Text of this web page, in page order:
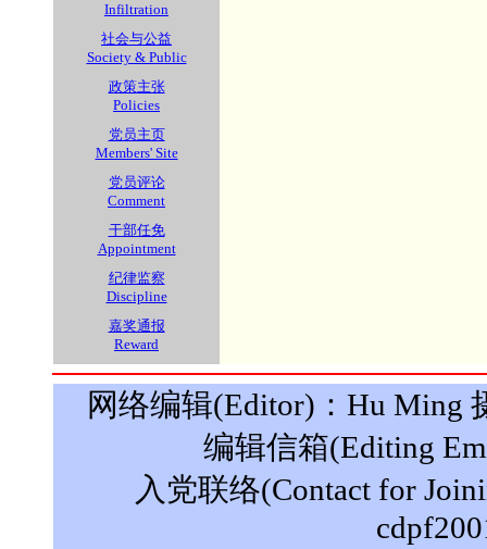
Infiltration
社会与公益
Society & Public
政策主张
Policies
党员主页
Members' Site
党员评论
Comment
干部任免
Appointment
纪律监察
Discipline
嘉奖通报
Reward
网络编辑(Editor)：Hu Ming
编辑信箱(Editing
入党联络(Contact for